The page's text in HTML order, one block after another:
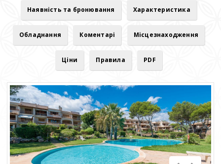
Наявність та бронювання Характеристика
Обладнання Коментарі Місцезнаходження
Ціни Правила PDF